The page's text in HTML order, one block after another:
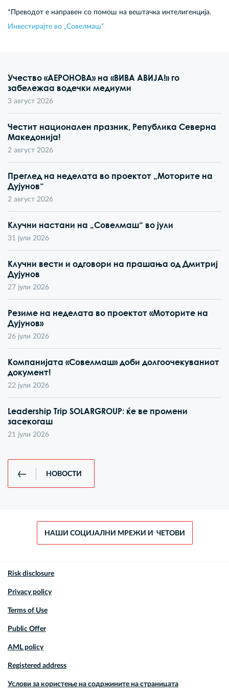
*Преводот е направен со помош на вештачка интелигенција.
Инвестирајте во „Совелмаш“
Учество «АЕРОНОВА» на «ВИВА АВИЈА!» го
забележаа водечки медиуми
3 август 2026
Честит национален празник, Република Северна
Македонија!
2 август 2026
Преглед на неделата во проектот „Моторите на
Дујунов“
2 август 2026
Клучни настани на „Совелмаш“ во јули
31 јули 2026
Клучни вести и одговори на прашања од Дмитриј
Дујунов
27 јули 2026
Резиме на неделата во проектот «Моторите на
Дујунов»
26 јули 2026
Компанијата «Совелмаш» доби долгоочекуваниот
документ!
22 јули 2026
Leadership Trip SOLARGROUP: ќе ве промени
засекогаш
21 јули 2026
НОВОСТИ
НАШИ СОЦИЈАЛНИ МРЕЖИ И ЧЕТОВИ
Risk disclosure
Privacy policy
Terms of Use
Public Offer
AML policy
Registered address
Услови за користење на содржините на страницата